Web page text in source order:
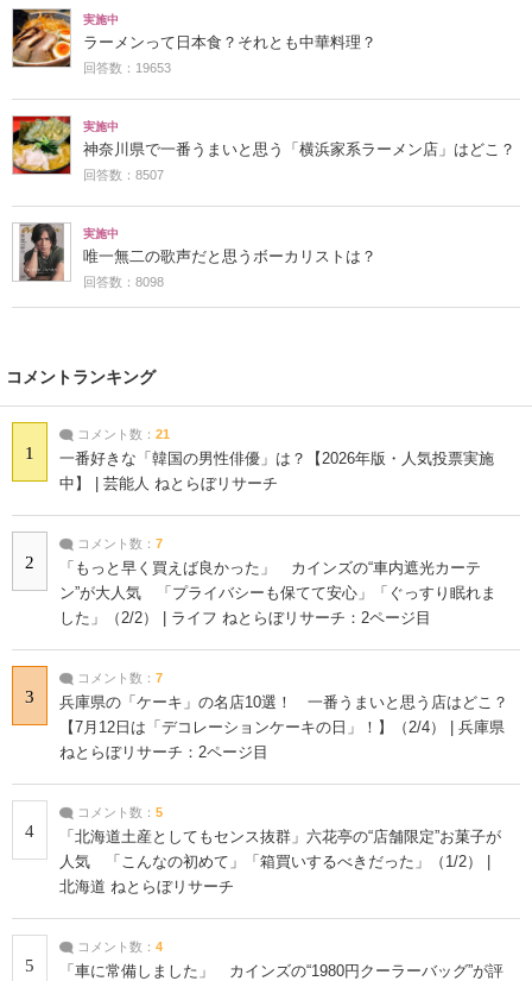
実施中
ラーメンって日本食？それとも中華料理？
回答数：19653
実施中
神奈川県で一番うまいと思う「横浜家系ラーメン店」はどこ？
回答数：8507
実施中
唯一無二の歌声だと思うボーカリストは？
回答数：8098
コメントランキング
1
コメント数： 21
一番好きな「韓国の男性俳優」は？【2026年版・人気投票実施
中】 | 芸能人 ねとらぼリサーチ
2
コメント数： 7
「もっと早く買えば良かった」 カインズの“車内遮光カーテ
ン”が大人気 「プライバシーも保てて安心」「ぐっすり眠れま
した」（2/2） | ライフ ねとらぼリサーチ：2ページ目
3
コメント数： 7
兵庫県の「ケーキ」の名店10選！ 一番うまいと思う店はどこ？
【7月12日は「デコレーションケーキの日」！】（2/4） | 兵庫県
ねとらぼリサーチ：2ページ目
4
コメント数： 5
「北海道土産としてもセンス抜群」六花亭の“店舗限定”お菓子が
人気 「こんなの初めて」「箱買いするべきだった」（1/2） |
北海道 ねとらぼリサーチ
5
コメント数： 4
「車に常備しました」 カインズの“1980円クーラーバッグ”が評